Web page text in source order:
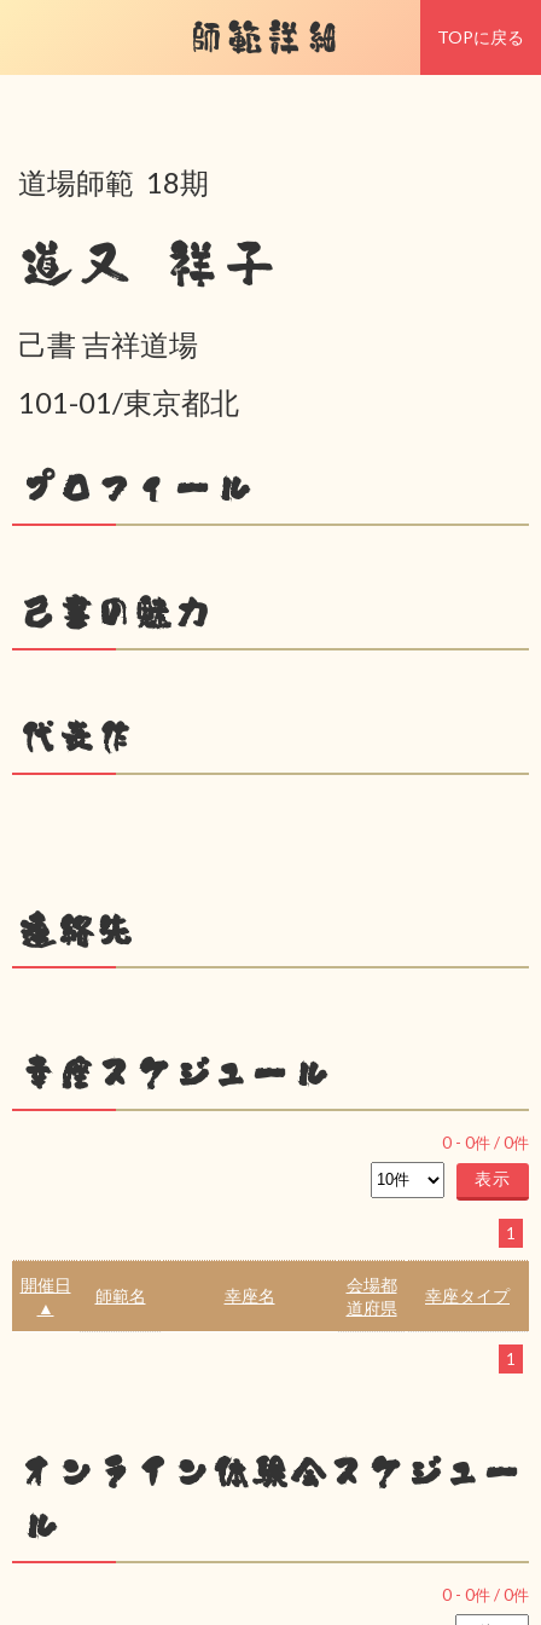
師範詳細 TOPに戻る
道場師範 18期
道又 祥子
己書 吉祥道場
101-01/東京都北
プロフィール
己書の魅力
代表作
連絡先
幸座スケジュール
0 - 0件 /0件
1
開催日
▲
師範名 幸座名
会場都
道府県
幸座タイプ
1
オンライン体験会スケジュー
ル
0 - 0件 /0件